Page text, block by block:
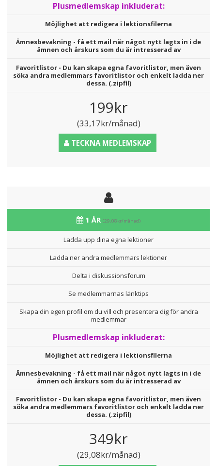
Plusmedlemskap inkluderat:
Möjlighet att redigera i lektionsfilerna
Ämnesbevakning - få ett mail när något nytt lagts in i de
ämnen och årskurs som du är intresserad av
Favoritlistor - Du kan skapa egna favoritlistor, men även
söka andra medlemmars favoritlistor och enkelt ladda ner
dessa. (.zipfil)
199kr
(33,17kr/månad)
TECKNA MEDLEMSKAP
1 ÅR (29,08kr/månad)
Ladda upp dina egna lektioner
Ladda ner andra medlemmars lektioner
Delta i diskussionsforum
Se medlemmarnas länktips
Skapa din egen profil om du vill och presentera dig för andra
medlemmar
Plusmedlemskap inkluderat:
Möjlighet att redigera i lektionsfilerna
Ämnesbevakning - få ett mail när något nytt lagts in i de
ämnen och årskurs som du är intresserad av
Favoritlistor - Du kan skapa egna favoritlistor, men även
söka andra medlemmars favoritlistor och enkelt ladda ner
dessa. (.zipfil)
349kr
(29,08kr/månad)